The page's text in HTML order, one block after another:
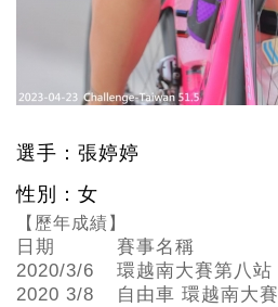
選手：張婷婷
性別：女
【歷年成績】
日期
賽事名稱
2020/3/6
環越南大賽第八站
2020 3/8
自由車 環越南大賽